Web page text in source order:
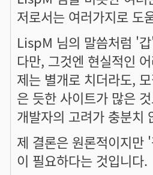
저로서는 여러가지로 도
LispM 님의 말씀처럼 '
다만, 그것엔 현실적인
제는 별개로 치더라도,
은 듯한 사이트가 많은
개발자의 고려가 충분치
제 결론은 원론적이지만
이 필요하다는 것입니다.